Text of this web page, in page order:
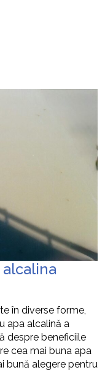
alcalina
în diverse forme,
apa alcalină a
despre beneficiile
cea mai buna apa
bună alegere pentru